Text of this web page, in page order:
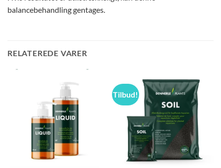
balancebehandling gentages.
RELATEREDE VARER
Tilbud!